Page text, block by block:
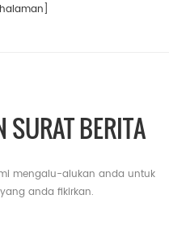
halaman]
SURAT BERITA
mengalu-alukan anda untuk
anda fikirkan.